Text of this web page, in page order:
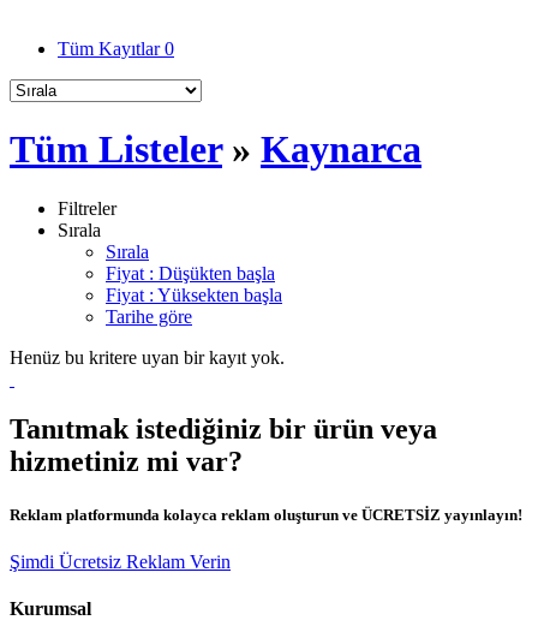
Tüm Kayıtlar0
Tüm Listeler» Kaynarca
Filtreler
Sırala
Sırala
Fiyat : Düşükten başla
Fiyat : Yüksekten başla
Tarihe göre
Henüz bu kritere uyan bir kayıt yok.
Tanıtmak istediğiniz bir ürün veya
hizmetiniz mi var?
Reklam platformunda kolayca reklam oluşturun ve ÜCRETSİZ yayınlayın!
Şimdi Ücretsiz Reklam Verin
Kurumsal